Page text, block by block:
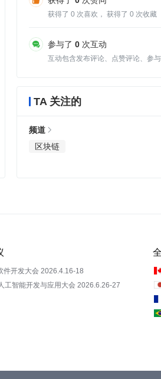
获得了 0 次喜欢， 获得了 0 次收藏
参与了 0 次互动
互动包含发布评论、点赞评论、参
TA 关注的
频道
区块链
件开发大会 2026.4.16-18
工智能开发与应用大会 2026.6.26-27